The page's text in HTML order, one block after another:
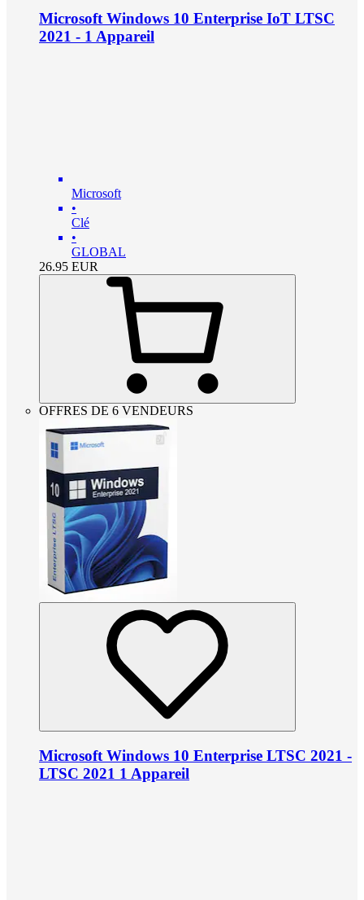
Microsoft Windows 10 Enterprise IoT LTSC
2021 - 1 Appareil
Microsoft
•
Clé
•
GLOBAL
26.95 EUR
OFFRES DE 6 VENDEURS
Microsoft Windows 10 Enterprise LTSC 2021 -
LTSC 2021 1 Appareil